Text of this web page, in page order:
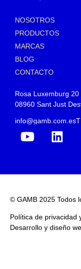
NOSOTROS
PRODUCTOS
MARCAS
BLOG
CONTACTO
Rosa Luxemburg 20
08960 Sant Just
info@gamb.com.es
© GAMB 2025 Todos
Política de privacidad
Desarrollo y diseño